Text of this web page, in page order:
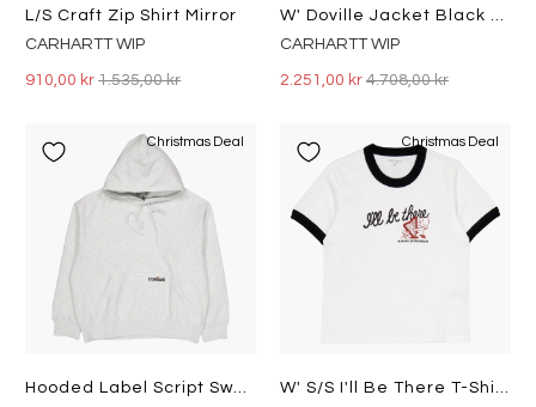
L/s Craft Zip Shirt Mirror
CARHARTT WIP
910,00 kr1.535,00 kr
W' Doville Jacket Black / Black
CARHARTT WIP
2.251,00 kr 4.708,00 kr
Christmas Deal
Hooded Label Script Sweat Ash Heather
Christmas Deal
W' S/s I'll Be There T-Shirt White